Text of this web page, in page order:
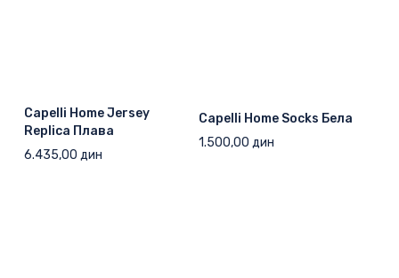
Capelli Home Jersey
Replica Плава
6.435,00 дин
Capelli Home Socks Бела
1.500,00 дин